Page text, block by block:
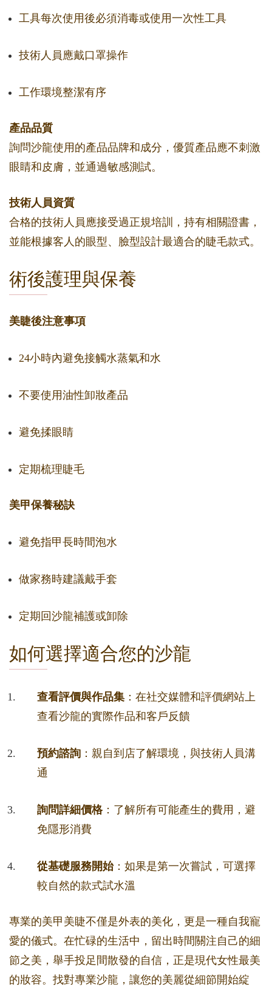
工具每次使用後必須消毒或使用一次性工具
技術人員應戴口罩操作
工作環境整潔有序
產品品質
詢問沙龍使用的產品品牌和成分，優質產品應不刺激
眼睛和皮膚，並通過敏感測試。
技術人員資質
合格的技術人員應接受過正規培訓，持有相關證書，
並能根據客人的眼型、臉型設計最適合的睫毛款式。
術後護理與保養
美睫後注意事項
24小時內避免接觸水蒸氣和水
不要使用油性卸妝產品
避免揉眼睛
定期梳理睫毛
美甲保養秘訣
避免指甲長時間泡水
做家務時建議戴手套
定期回沙龍補護或卸除
如何選擇適合您的沙龍
查看評價與作品集 ：在社交媒體和評價網站上
查看沙龍的實際作品和客戶反饋
預約諮詢 ：親自到店了解環境，與技術人員溝
通
詢問詳細價格：了解所有可能產生的費用，避
免隱形消費
從基礎服務開始：如果是第一次嘗試，可選擇
較自然的款式試水溫
專業的美甲美睫不僅是外表的美化，更是一種自我寵
愛的儀式。在忙碌的生活中，留出時間關注自己的細
節之美，舉手投足間散發的自信，正是現代女性最美
的妝容。找對專業沙龍，讓您的美麗從細節開始綻